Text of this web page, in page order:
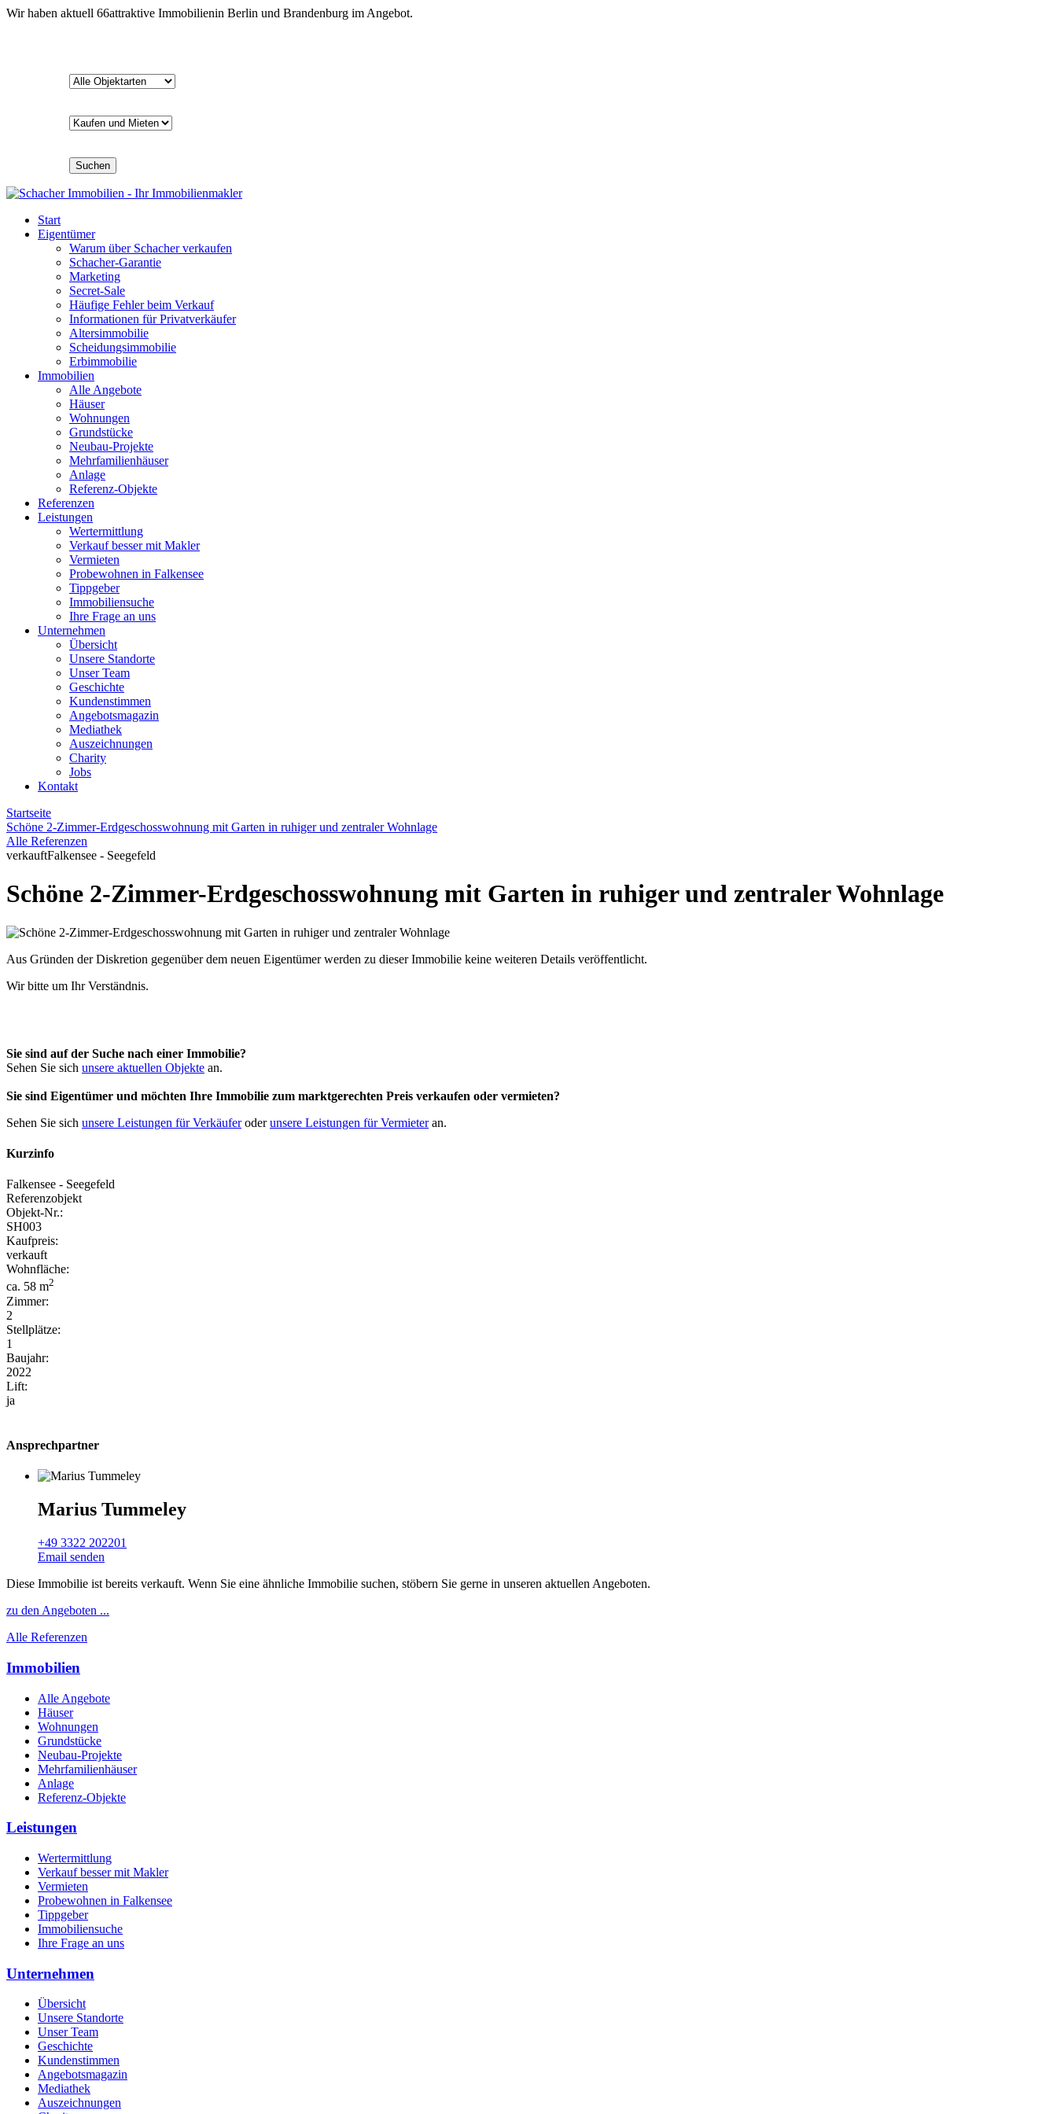
Wir haben aktuell 66attraktive Immobilienin Berlin und Brandenburg im Angebot.
Suchen
Start
Eigentümer
Warum über Schacher verkaufen
Schacher-Garantie
Marketing
Secret-Sale
Häufige Fehler beim Verkauf
Informationen für Privatverkäufer
Altersimmobilie
Scheidungsimmobilie
Erbimmobilie
Immobilien
Alle Angebote
Häuser
Wohnungen
Grundstücke
Neubau-Projekte
Mehrfamilienhäuser
Anlage
Referenz-Objekte
Referenzen
Leistungen
Wertermittlung
Verkauf besser mit Makler
Vermieten
Probewohnen in Falkensee
Tippgeber
Immobiliensuche
Ihre Frage an uns
Unternehmen
Übersicht
Unsere Standorte
Unser Team
Geschichte
Kundenstimmen
Angebotsmagazin
Mediathek
Auszeichnungen
Charity
Jobs
Kontakt
Startseite
Schöne 2-Zimmer-Erdgeschosswohnung mit Garten in ruhiger und zentraler Wohnlage
Alle Referenzen
verkauftFalkensee - Seegefeld
Schöne 2-Zimmer-Erdgeschosswohnung mit Garten in ruhiger und zentraler Wohnlage
Aus Gründen der Diskretion gegenüber dem neuen Eigentümer werden zu dieser Immobilie keine weiteren Details veröffentlicht.
Wir bitte um Ihr Verständnis.
Sie sind auf der Suche nach einer Immobilie?
Sehen Sie sich unsere aktuellen Objekte an.
Sie sind Eigentümer und möchten Ihre Immobilie zum marktgerechten Preis verkaufen oder vermieten?
Sehen Sie sich unsere Leistungen für Verkäuferoderunsere Leistungen für Vermieteran.
Kurzinfo
Falkensee - Seegefeld
Referenzobjekt
Objekt-Nr.:
SH003
Kaufpreis:
verkauft
Wohnfläche:
ca. 58 m2
Zimmer:
2
Stellplätze:
1
Baujahr:
2022
Lift:
ja
Ansprechpartner
Marius Tummeley
+49 3322 202201
Email senden
Diese Immobilie ist bereits verkauft. Wenn Sie eine ähnliche Immobilie suchen, stöbern Sie gerne in unseren aktuellen Angeboten.
zu den Angeboten ...
Alle Referenzen
Immobilien
Alle Angebote
Häuser
Wohnungen
Grundstücke
Neubau-Projekte
Mehrfamilienhäuser
Anlage
Referenz-Objekte
Leistungen
Wertermittlung
Verkauf besser mit Makler
Vermieten
Probewohnen in Falkensee
Tippgeber
Immobiliensuche
Ihre Frage an uns
Unternehmen
Übersicht
Unsere Standorte
Unser Team
Geschichte
Kundenstimmen
Angebotsmagazin
Mediathek
Auszeichnungen